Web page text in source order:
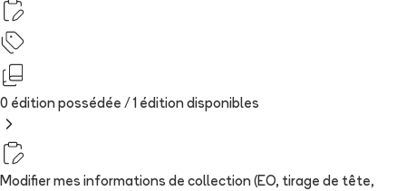
0 édition possédée / 1 édition disponibles
Modifier mes informations de collection (EO, tirage de tête,